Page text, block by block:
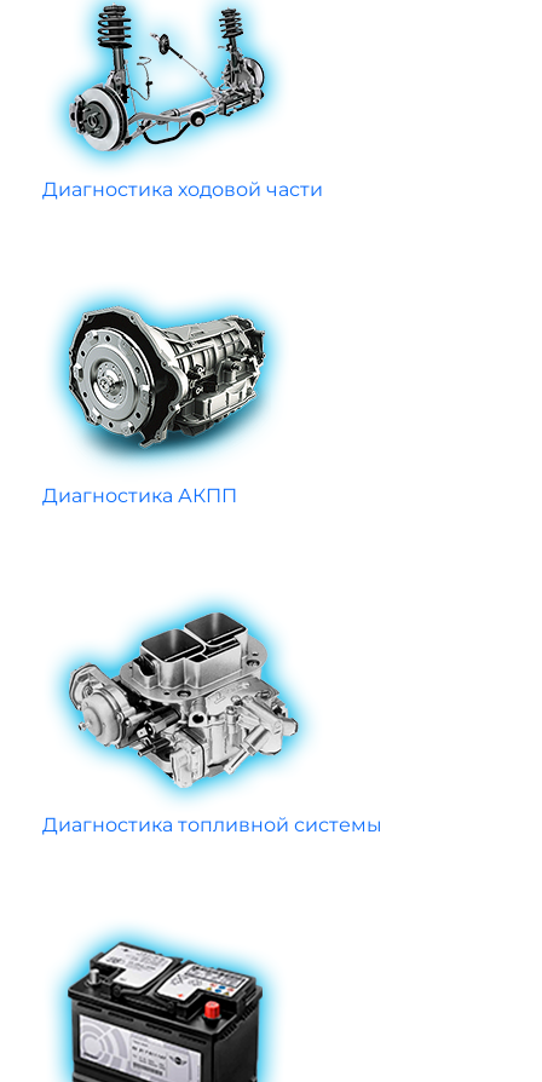
Диагностика ходовой части
Диагностика АКПП
Диагностика топливной системы